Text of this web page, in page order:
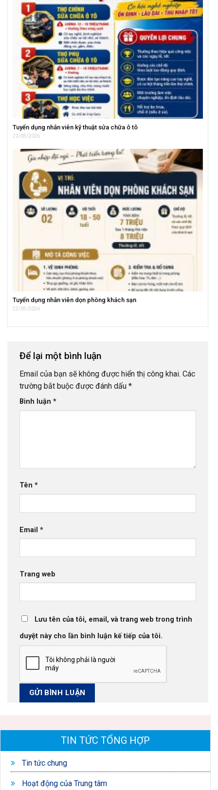
Tuyển dụng nhân viên kỹ thuật sửa chữa ô tô
22/05/2026
Tuyển dụng nhân viên dọn phòng khách sạn
22/05/2026
Để lại một bình luận
Email của bạn sẽ không được hiển thị công khai. Các
trường bắt buộc được đánh dấu *
Bình luận *
Tên *
Email *
Trang web
Lưu tên của tôi, email, và trang web trong trình
duyệt này cho lần bình luận kế tiếp của tôi.
TIN TỨC TỔNG HỢP
Tin tức chung
Hoạt động của Trung tâm